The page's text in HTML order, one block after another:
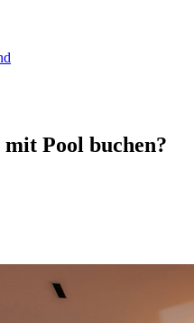
Pool buchen?